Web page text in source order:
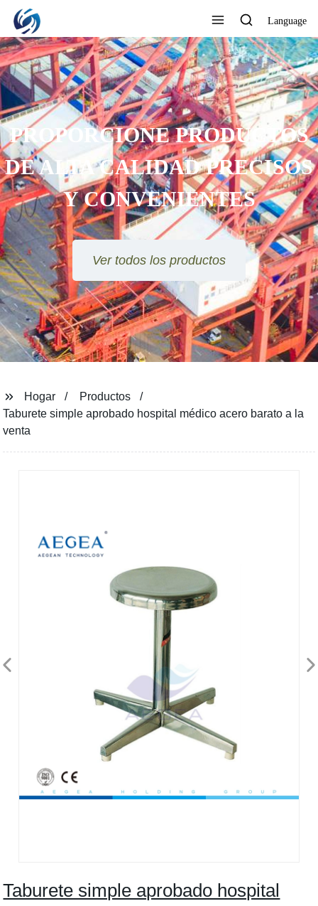
Language
PROPORCIONE PRODUCTOS
DE ALTA CALIDAD PRECISOS
Y CONVENIENTES
Ver todos los productos
Hogar
Productos
Taburete simple aprobado hospital médico acero barato a la
venta
Taburete simple aprobado hospital